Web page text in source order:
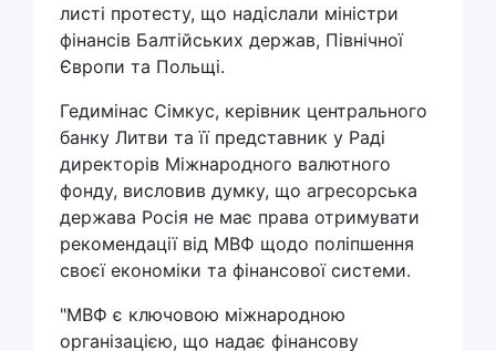
листі протесту, що надіслали міністри
фінансів Балтійських держав, Північної
Європи та Польщі.
Гедимінас Сімкус, керівник центрального
банку Литви та її представник у Раді
директорів Міжнародного валютного
фонду, висловив думку, що агресорська
держава Росія не має права отримувати
рекомендації від МВФ щодо поліпшення
своєї економіки та фінансової системи.
"МВФ є ключовою міжнародною
організацією, що надає фінансову